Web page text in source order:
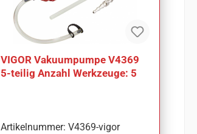
VIGOR Vakuumpumpe V4369
5-teilig Anzahl Werkzeuge: 5
Artikelnummer: V4369-vigor